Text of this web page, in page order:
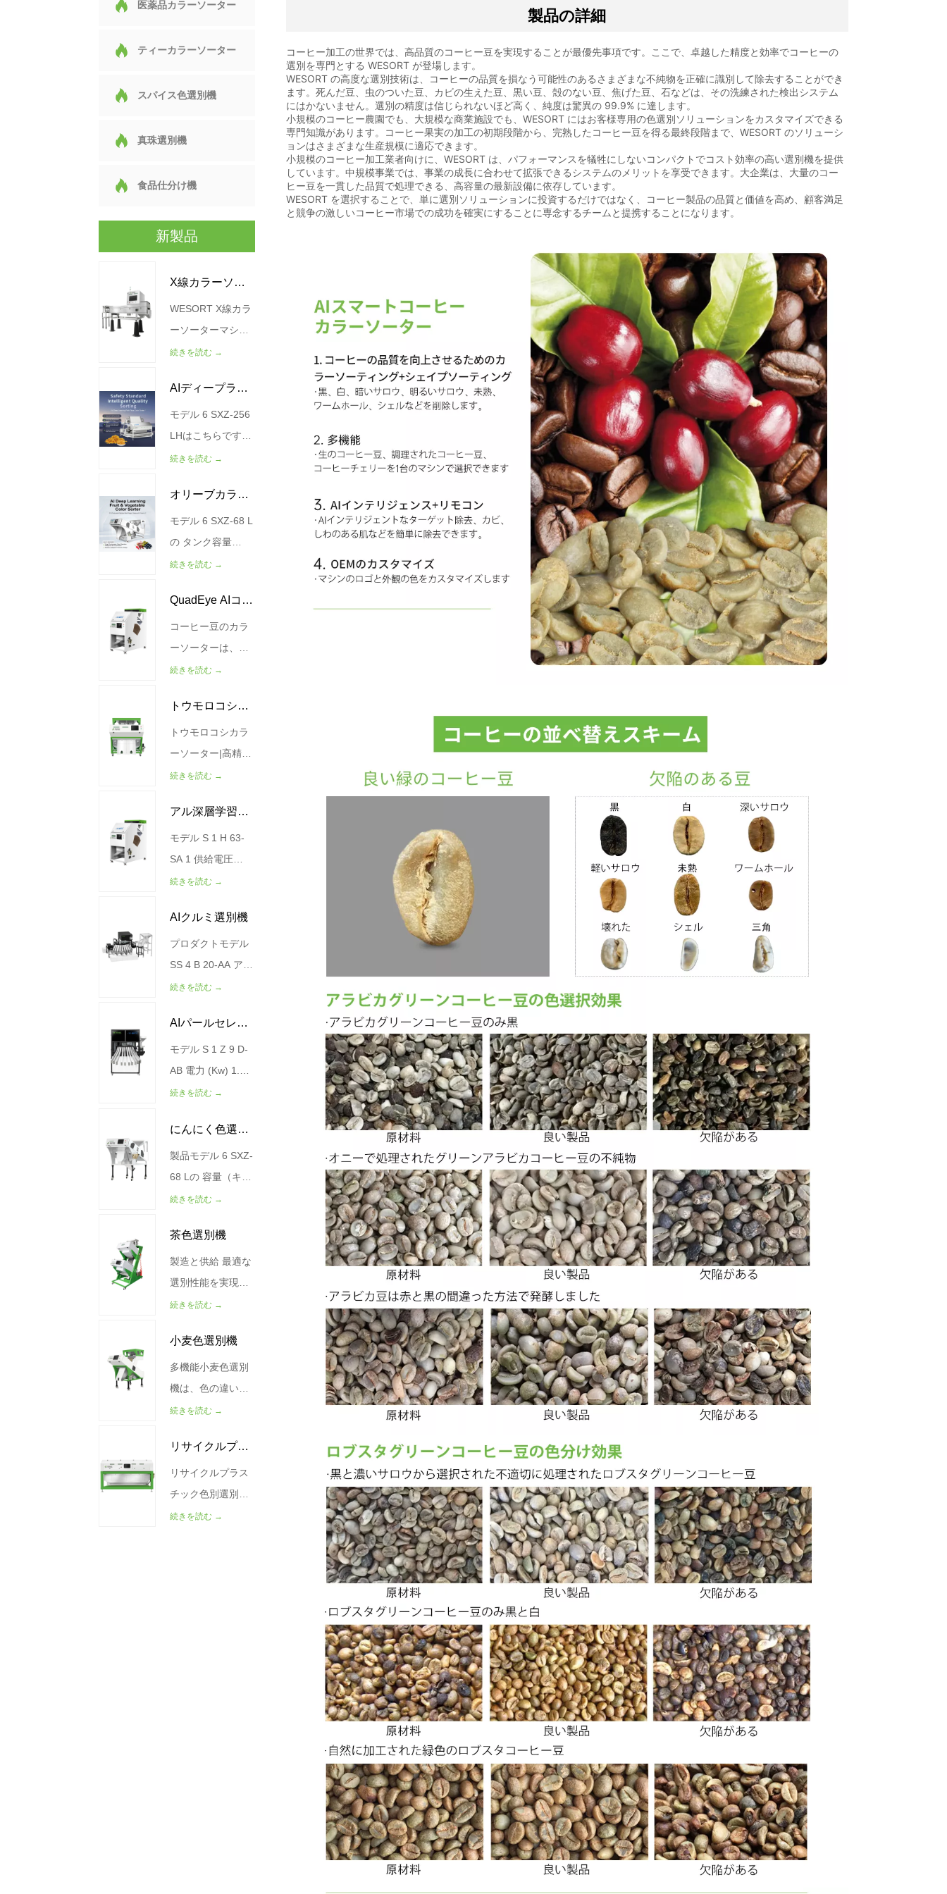
医薬品カラーソーター
ティーカラーソーター
スパイス色選別機
真珠選別機
食品仕分け機
新製品
X線カラーソー
ター機
WESORT X線カラ
ーソーターマシン
は、高度なX線画
プラーニングアル
ゴリズムを組み合
わせて、食品品質
管理と欠陥除去の
トなソリューショ
ンを提供します。
従来の光学カラー
ソーターが主に表
のに対し、
WESORT X線ソー
ティング技術は製
品内部に浸透し
ィング装置では検
出できない隠れた
欠陥や異物を特定
します。 高品質の
に設計されたX線
カラーソーターマ
シンは、ナッツ、
シーフード、穀
ミアム製品の正確
な検出、安定し...
続きを読む →
AIディープラー
ニングミートフ
ロスカラーソー
モデル 6 SXZ-256
LHはこちらです。
容量（キログラム/
（キロワット）
4.5 空気源の圧力
（MPa） 0.4-0.6
重量(kg) 990 サイ
2966*2912*2058
続きを読む →
オリーブカラー
ソーター
モデル 6 SXZ-68 L
の タンク容量
(kG/H) 250-400 空
（MPa） 0.6 0.6
電力 (Kw) 1.3 サイ
ズ(MM)
1140*1931*1179
続きを読む →
QuadEye AIコー
ヒー豆選別機
コーヒー豆のカラ
ーソーターは、生
のコーヒー豆と焙
豆の両方から、悪
い豆、カビの生え
た豆、ひびの入っ
た豆、殻付きの
くず、砂利を分離
できるAI搭載の視
覚認識および分類
装置です。
続きを読む →
トウモロコシ色
選別機
トウモロコシカラ
ーソーター|高精度
光学選別機 製品説
ンカラーソーター
は、高度なRGB
CCD技術により優
れた穀物品質を提
された高級光学選
別機です。トウモ
ロコシや多目的穀
物(小麦、米、ミレ
イ麦、大麦など)の
選別に適してお
り、不純物、欠陥
のある穀物、カビ
石、プラスチッ
ク、その他の異物
を効率的に除去し
ます。インテリジ
ズムと信頼性の高
いハードウェアに
より、現代の食品
加工工場におい
性、一貫した品
質、低い労働コ...
続きを読む →
アル深層学習四
鏡栗選別機
モデル S 1 H 63-
SA 1 供給電圧
220V 50Hz 電力
力 (Mpa) 0.7 製造
500-1000(kg/時)
外形寸法（mm）
1077*1533*1755
分） <600 総重量
（kg） 290
続きを読む →
AIクルミ選別機
プロダクトモデル
SS 4 B 20-AA アウ
トプット（猫/時
の精密（%） 99%
空気消費量
（L/MIN） <900 電
力 (KW) 0.6 0.6 空
（MPA） 0.4-0.6
機械重量（KG）
650 外形寸法（ミ
リメートル）
続きを読む →
AIパールセレク
ションマシン
モデル S 1 Z 9 D-
AB 電力 (Kw) 1.4-
1.8 KW 出力（星/
の電圧は(V/HZ)で
す。 220V/50HZ
空気消費量
（L/MIN） >300 エ
0.6MPA 外のり寸
法（MM）
1333*1554*1879
機械の重量（KG）
続きを読む →
にんにく色選別
機
製品モデル 6 SXZ-
68 Lの 容量（キロ
グラム/時間）
圧力（Mpa） 0.4-
0.6 電源(mpa)
220V 50Hz 電力
（ワット） 0.9-1.3
（L/min） <500 重
量（キログラム）
310 サイズ(mm)
1140*1931*1165
続きを読む →
茶色選別機
製造と供給 最適な
選別性能を実現す
るために、さまざ
材料の特徴に応じ
て、さまざまなタ
イプの選別機を設
計および提供しま
WESORTブランド
インテリジェント
でクラシックな
WESORT茶色選別
続きを読む →
小麦色選別機
多機能小麦色選別
機は、色の違いに
基づいて小麦粒を
計されており、不
純物を除去して最
終製品の品質を高
めるのに役立ちま
続きを読む →
リサイクルプラ
スチック色別選
別機
リサイクルプラス
チック色別選別機
は最先端の装置で
続きを読む →
製品の詳細
コーヒー加工の世界では、高品質のコーヒー豆を実現することが最優先事項です。ここで、卓越した精度と効率でコーヒーの
選別を専門とする WESORT が登場します。
WESORT の高度な選別技術は、コーヒーの品質を損なう可能性のあるさまざまな不純物を正確に識別して除去することができ
ます。死んだ豆、虫のついた豆、カビの生えた豆、黒い豆、殻のない豆、焦げた豆、石などは、その洗練された検出システム
にはかないません。選別の精度は信じられないほど高く、純度は驚異の 99.9% に達します。
小規模のコーヒー農園でも、大規模な商業施設でも、WESORT にはお客様専用の色選別ソリューションをカスタマイズできる
専門知識があります。コーヒー果実の加工の初期段階から、完熟したコーヒー豆を得る最終段階まで、WESORT のソリューシ
ョンはさまざまな生産規模に適応できます。
小規模のコーヒー加工業者向けに、WESORT は、パフォーマンスを犠牲にしないコンパクトでコスト効率の高い選別機を提供
しています。中規模事業では、事業の成長に合わせて拡張できるシステムのメリットを享受できます。大企業は、大量のコー
ヒー豆を一貫した品質で処理できる、高容量の最新設備に依存しています。
WESORT を選択することで、単に選別ソリューションに投資するだけではなく、コーヒー製品の品質と価値を高め、顧客満足
と競争の激しいコーヒー市場での成功を確実にすることに専念するチームと提携することになります。